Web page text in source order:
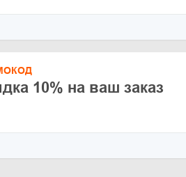
10% на ваш заказ